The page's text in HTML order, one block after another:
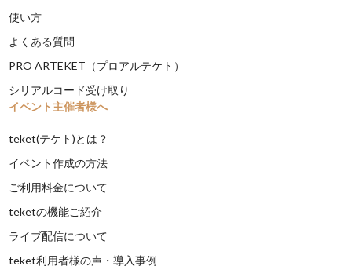
使い方
よくある質問
PRO ARTEKET（プロアルテケト）
シリアルコード受け取り
イベント主催者様へ
teket(テケト)とは？
イベント作成の方法
ご利用料金について
teketの機能ご紹介
ライブ配信について
teket利用者様の声・導入事例